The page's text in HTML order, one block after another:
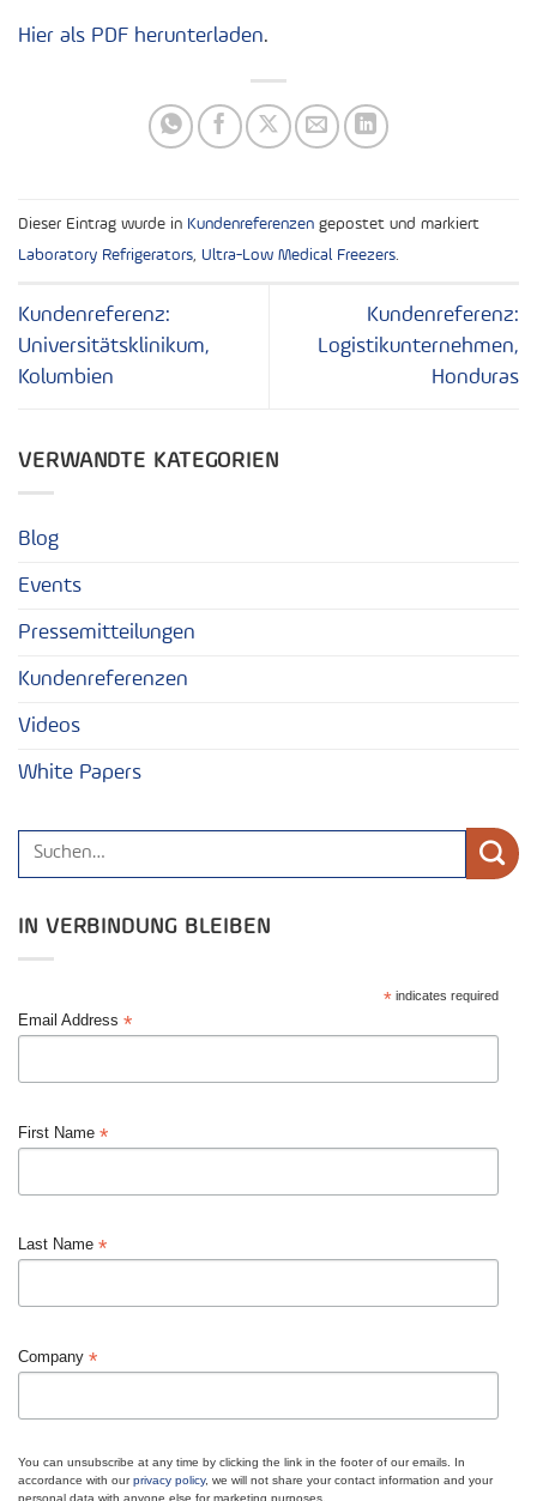
Hier als PDF herunterladen.
Dieser Eintrag wurde in Kundenreferenzen gepostet und markiert
Laboratory Refrigerators, Ultra-Low Medical Freezers.
Kundenreferenz:
Universitätsklinikum,
Kolumbien
Kundenreferenz:
Logistikunternehmen,
Honduras
VERWANDTE KATEGORIEN
Blog
Events
Pressemitteilungen
Kundenreferenzen
Videos
White Papers
IN VERBINDUNG BLEIBEN
* indicates required
Email Address *
First Name *
Last Name *
Company *
You can unsubscribe at any time by clicking the link in the footer of our emails. In
accordance with ourprivacy policy, we will not share your contact information and your